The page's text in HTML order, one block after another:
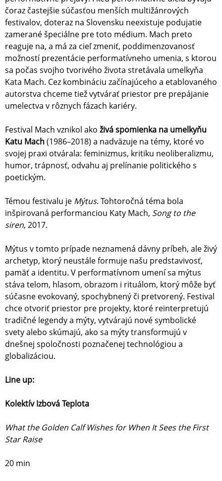
čoraz častejšie súčasťou menších multižánrových
festivalov, doteraz na Slovensku neexistuje podujatie
zamerané špeciálne pre toto médium. Mach preto
reaguje na, a má za cieľ zmeniť, poddimenzovanosť
možností prezentácie performatívneho umenia, s ktorou
sa počas svojho tvorivého života stretávala umelkyňa
Kata Mach. Cez kombináciu začínajúceho a etablovaného
autorstva chceme tiež vytvárať priestor pre prepájanie
umelectva v rôznych fázach kariéry.
Festival Mach vznikol ako živá spomienka na umelkyňu
Katu Mach(1986–2018) a nadväzuje na témy, ktoré vo
svojej praxi otvárala: feminizmus, kritiku neoliberalizmu,
humor, trápnosť, odvahu aj prelínanie politického s
poetickým.
Témou festivalu je Mýtus. Tohtoročná téma bola
inšpirovaná performanciou Katy Mach, Song to the
siren, 2017.
Mýtus v tomto prípade neznamená dávny príbeh, ale živý
archetyp, ktorý neustále formuje našu predstavivosť,
pamäť a identitu. V performatívnom umení sa mýtus
stáva telom, hlasom, obrazom i rituálom, ktorý môže byť
súčasne evokovaný, spochybnený či pretvorený. Festival
chce otvoriť priestor pre projekty, ktoré reinterpretujú
tradičné legendy a mýty, vytvárajú nové symbolické
svety alebo skúmajú, ako sa mýty transformujú v
dnešnej spoločnosti poznačenej technológiou a
globalizáciou.
Line up:
Kolektív Izbová Teplota
What the Golden Calf Wishes for When It Sees the First
Star Raise
20 min